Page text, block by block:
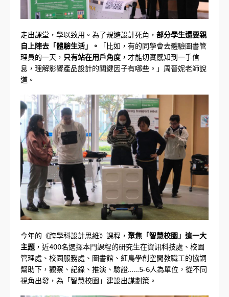
走出課堂，學以致用。為了規避設計死角， 部分學生還要親
自上陣去「體驗生活」。
「比如，有的同學會去體驗圖書管
理員的一天， 只有站在用戶角度， 才能切實感知到一手信
息，理解影響產品設計的關鍵因子有哪些。」周晉妮老師說
道。
今年的《跨學科設計思維》課程， 聚焦「智慧校園」這一大
主題 ，近400名選擇本門課程的研究生在資訊科技處、校園
管理處、校園服務處、圖書館、紅鳥學創空間教職工的協調
幫助下，觀察、記錄、推演、驗證……5-6人為單位，從不同
視角出發，為「智慧校園」建設出謀劃策。